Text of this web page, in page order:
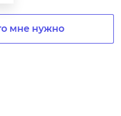
мне нужно